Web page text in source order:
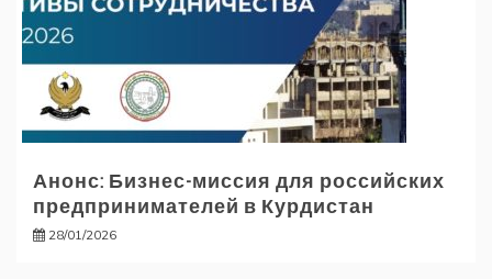
Анонс: Бизнес-миссия для российских
предпринимателей в Курдистан
28/01/2026